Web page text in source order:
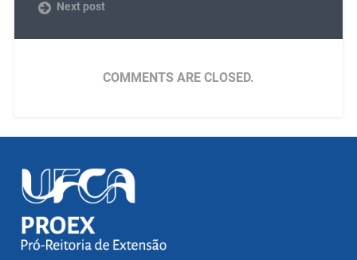
Next post
COMMENTS ARE CLOSED.